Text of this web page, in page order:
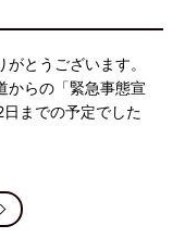
とうございます。
からの「緊急事態宣
までの予定でした